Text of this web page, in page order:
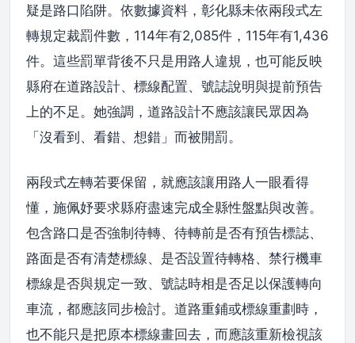
疑是路口陷阱。依數據資料，彰化縣未依兩段式左
轉規定裁罰件數，114年有2,085件，115年有1,436
件。這些罰單背後不只是用路人違規，也可能反映
縣府在道路設計、標線配置、號誌說明與提前預告
上的不足。她強調，道路設計不應該讓民眾因為
「沒看到、看錯、想錯」而被開罰。
兩段式左轉若要保留，就應該讓用路人一眼看得
懂，施佩妤要求縣府盡速完成全縣性盤點與改善。
包含路口是否強制待轉、待轉前是否有預告標誌、
路面是否有清楚標線、是否設置待轉格、禁行機車
標線是否與規定一致、號誌時相是否足以保護轉向
車流，都應該同步檢討。道路重鋪或標線重劃時，
也不能只是把原本標線畫回去，而應該重新檢視該